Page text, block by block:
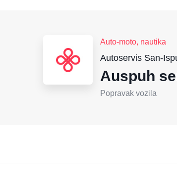
Auto-moto, nautika
Autoservis San-
Auspuh
Popravak vozila